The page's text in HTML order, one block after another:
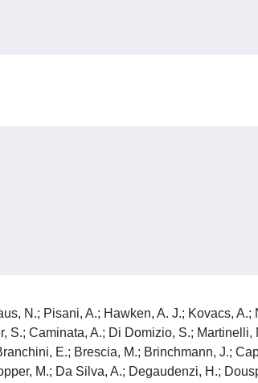
N.; Pisani, A.; Hawken, A. J.; Kovacs, A.;
Caminata, A.; Di Domizio, S.;
E.; Brescia, M.; Brinchmann, J.;
M.; Da Silva, A.; Degaudenzi, H.;